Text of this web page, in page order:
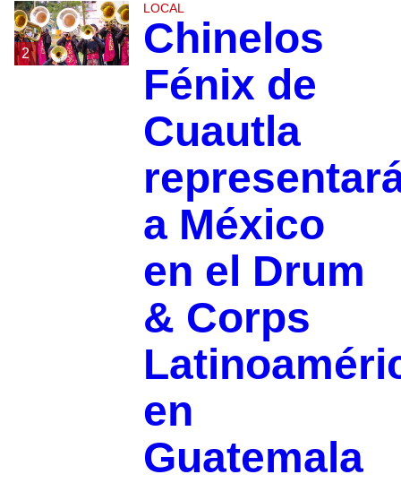
2
LOCAL
Chinelos
Fénix de
Cuautla
a México
en el Drum
& Corps
en
Guatemala